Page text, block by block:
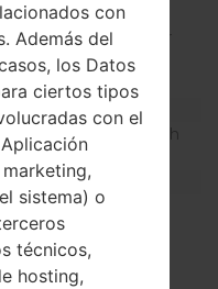
x 320 píxeles (~167
de píxeles por
colores
Li-Ion 900 mAh
keypad
2.1, A2DP
con
Además del
los Datos
ciertos tipos
con el
sistema) o
técnicos,
hosting,